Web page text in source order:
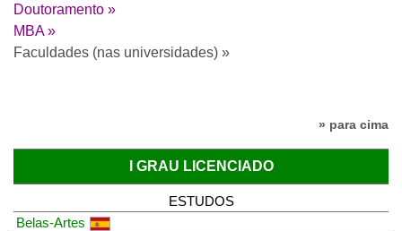
Doutoramento »
MBA »
Faculdades (nas universidades) »
» para cima
I GRAU LICENCIADO
ESTUDOS
Belas-Artes